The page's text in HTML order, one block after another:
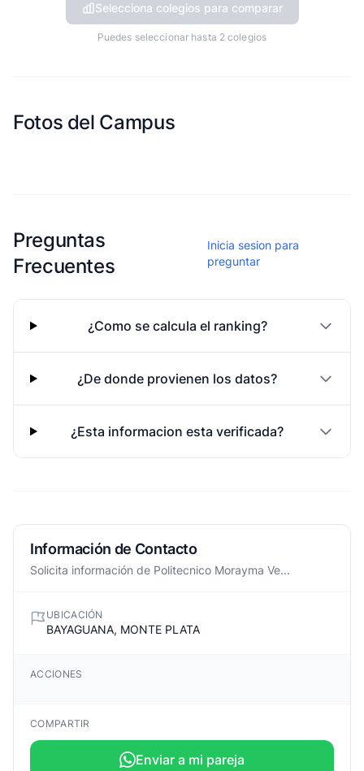
Selecciona colegios para comparar
Puedes seleccionar hasta 2 colegios
Fotos del Campus
Preguntas
Frecuentes
Inicia sesion para
preguntar
¿Como se calcula el ranking?
¿De donde provienen los datos?
¿Esta informacion esta verificada?
Información de Contacto
Solicita información de Politecnico Morayma Ve...
UBICACIÓN
BAYAGUANA, MONTE PLATA
ACCIONES
COMPARTIR
Enviar a mi pareja